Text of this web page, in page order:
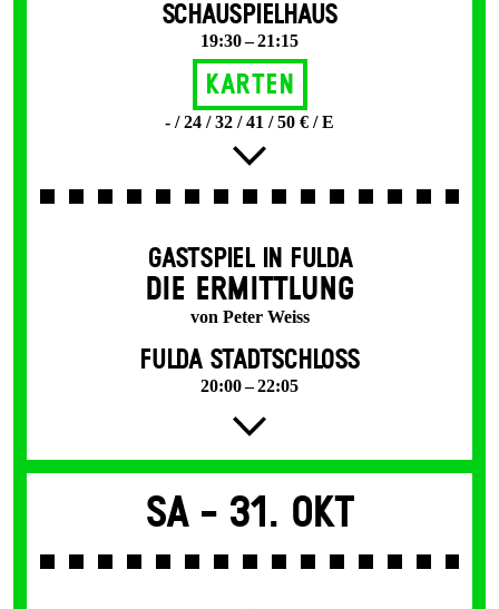
SCHAUSPIELHAUS
19:30 – 21:15
Karten
- / 24 / 32 / 41 / 50 € / E
GASTSPIEL IN FULDA
DIE ERMITTLUNG
von Peter Weiss
FULDA STADTSCHLOSS
20:00 – 22:05
Sa - 31. Okt